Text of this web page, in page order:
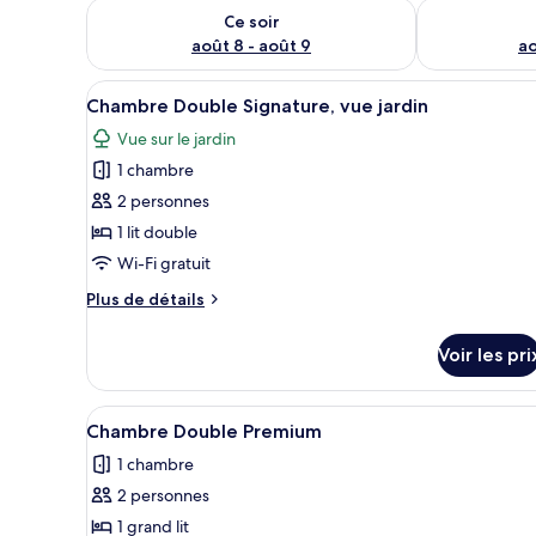
Ce soir
août 8 - août 9
Vérifier la disponibilité pour ce soir août 8 - août 9
Vérifier la
Afficher
toutes
les
photos
pour
ce
type
chambre :
Signature,
vue
jardin
Un lit bien fait, avec du linge
6
Chambre Double Signature, vue jardin
Vue sur le jardin
1 chambre
2 personnes
1 lit double
Wi-Fi gratuit
Plus de détails
Plus
le
type
de
Chambre
Double
Voir les
Afficher
toutes
les
photos
pour
Une chambre à coucher
7
Chambre Double Premium
1 chambre
2 personnes
1 grand lit